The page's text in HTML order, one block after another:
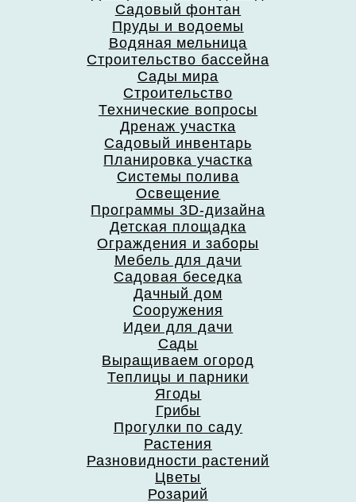
Садовый фонтан
Пруды и водоемы
Водяная мельница
Строительство бассейна
Сады мира
Строительство
Технические вопросы
Дренаж участка
Садовый инвентарь
Планировка участка
Системы полива
Освещение
Программы 3D-дизайна
Детская площадка
Ограждения и заборы
Мебель для дачи
Садовая беседка
Дачный дом
Сооружения
Идеи для дачи
Сады
Выращиваем огород
Теплицы и парники
Ягоды
Грибы
Прогулки по саду
Растения
Разновидности растений
Цветы
Розарий